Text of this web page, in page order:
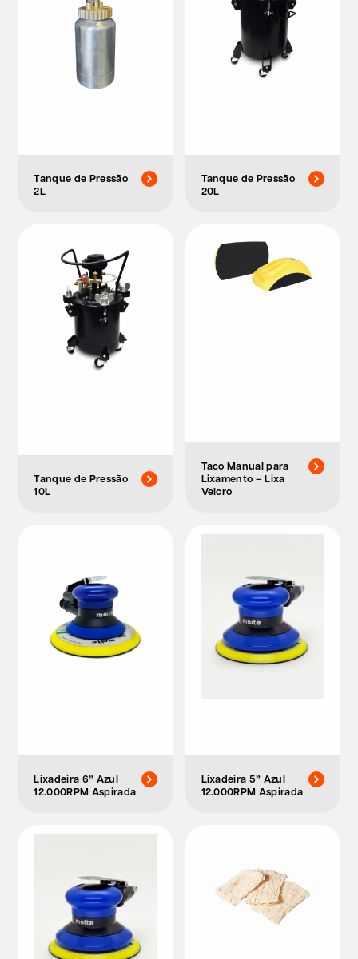
Tanque de Pressão
2L
Tanque de Pressão
20L
Tanque de Pressão
10L
Taco Manual para
Lixamento – Lixa
Velcro
Lixadeira 6” Azul
12.000RPM Aspirada
Lixadeira 5” Azul
12.000RPM Aspirada